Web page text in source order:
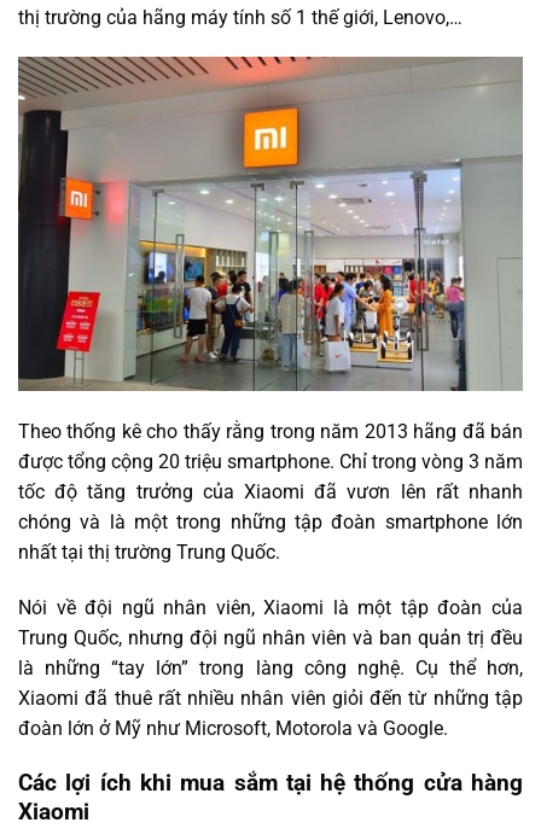
thị trường của hãng máy tính số 1 thế giới, Lenovo,…
Theo thống kê cho thấy rằng trong năm 2013 hãng đã bán
được tổng cộng 20 triệu smartphone. Chỉ trong vòng 3 năm
tốc độ tăng trưởng của Xiaomi đã vươn lên rất nhanh
chóng và là một trong những tập đoàn smartphone lớn
nhất tại thị trường Trung Quốc.
Nói về đội ngũ nhân viên, Xiaomi là một tập đoàn của
Trung Quốc, nhưng đội ngũ nhân viên và ban quản trị đều
là những “tay lớn” trong làng công nghệ. Cụ thể hơn,
Xiaomi đã thuê rất nhiều nhân viên giỏi đến từ những tập
đoàn lớn ở Mỹ như Microsoft, Motorola và Google.
Các lợi ích khi mua sắm tại hệ thống cửa hàng
Xiaomi